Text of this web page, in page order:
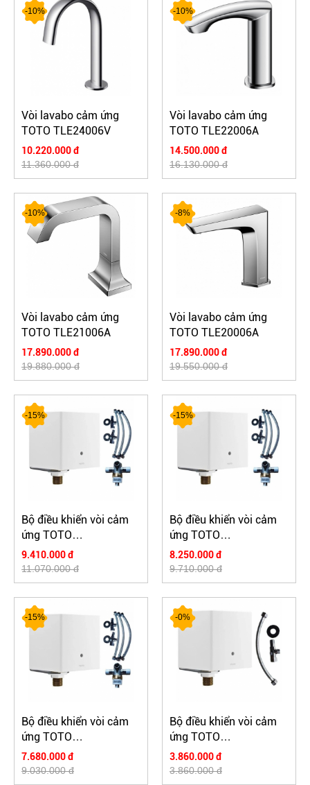
-10%
Vòi lavabo cảm ứng
TOTO TLE24006V
10.220.000 đ
11.360.000 đ
-10%
Vòi lavabo cảm ứng
TOTO TLE22006A
14.500.000 đ
16.130.000 đ
-10%
Vòi lavabo cảm ứng
TOTO TLE21006A
17.890.000 đ
19.880.000 đ
-8%
Vòi lavabo cảm ứng
TOTO TLE20006A
17.890.000 đ
19.550.000 đ
-15%
Bộ điều khiển vòi cảm
ứng TOTO
TLE03502A1/TLN01103A/TLE05701A
9.410.000 đ
11.070.000 đ
-15%
Bộ điều khiển vòi cảm
ứng TOTO
TLE01502A1/TLN01103A/
8.250.000 đ
9.710.000 đ
-15%
Bộ điều khiển vòi cảm
ứng TOTO
TLE04502A1/TLN01103A/TLE05701A
7.680.000 đ
9.030.000 đ
-0%
Bộ điều khiển vòi cảm
ứng TOTO
TLE04502A1/TLN01102A
3.860.000 đ
3.860.000 đ